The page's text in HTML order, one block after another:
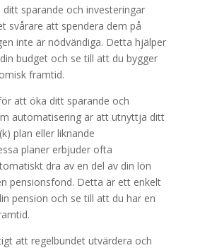
sparande och investeringar
svårare att spendera dem på
inte är nödvändiga. Detta hjälper
budget och se till att du bygger
framtid.
att öka ditt sparande och
automatisering är att utnyttja ditt
plan eller liknande
planer erbjuder ofta
dra av en del av din lön
pensionsfond. Detta är ett enkelt
pension och se till att du har en
att regelbundet utvärdera och